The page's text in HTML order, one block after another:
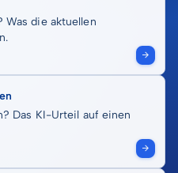
Was die aktuellen
Das KI-Urteil auf einen